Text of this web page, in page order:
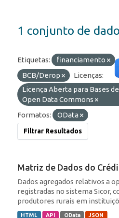
1 conjunto de
Etiquetas: financiamento
BCB/Derop
Licenças:
Licença Aberta para Bases
Open Data Commons
Formatos:
OData
Filtrar Resultados
Matriz de Dados do
Dados agregados relativos a
registradas no sistema Sicor,
produtores rurais em
HTML API OData JSON